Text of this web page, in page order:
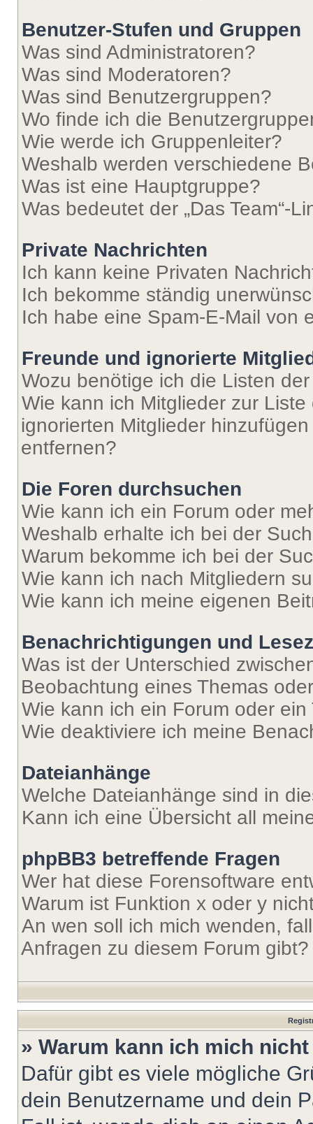
Benutzer-Stufen und Gruppen
Was sind Administratoren?
Was sind Moderatoren?
Was sind Benutzergruppen?
Wo finde ich die
Wie werde ich Gruppenleiter?
Weshalb werden verschiedene
Was ist eine Hauptgruppe?
Was bedeutet der „Das Team“-
Private Nachrichten
Ich kann keine Privaten
Ich bekomme ständig
Ich habe eine Spam-E-Mail von
Freunde und ignorierte
Wozu benötige ich die Listen
Wie kann ich Mitglieder zur
ignorierten Mitglieder
entfernen?
Die Foren durchsuchen
Wie kann ich ein Forum oder
Weshalb erhalte ich bei der
Warum bekomme ich bei der
Wie kann ich nach Mitgliedern
Wie kann ich meine eigenen
Benachrichtigungen und
Was ist der Unterschied
Beobachtung eines Themas
Wie kann ich ein Forum oder
Wie deaktiviere ich meine
Dateianhänge
Welche Dateianhänge sind in
Kann ich eine Übersicht all
phpBB3 betreffende Fragen
Wer hat diese Forensoftware
Warum ist Funktion x oder y
An wen soll ich mich wenden,
Anfragen zu diesem Forum gibt?
» Warum kann ich mich
Dafür gibt es viele mögliche
dein Benutzername und dein